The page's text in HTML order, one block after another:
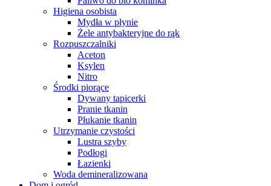
Higiena osobista
Mydła w płynie
Żele antybakteryjne do rąk
Rozpuszczalniki
Aceton
Ksylen
Nitro
Środki piorące
Dywany tapicerki
Pranie tkanin
Płukanie tkanin
Utrzymanie czystości
Lustra szyby
Podłogi
Łazienki
Woda demineralizowana